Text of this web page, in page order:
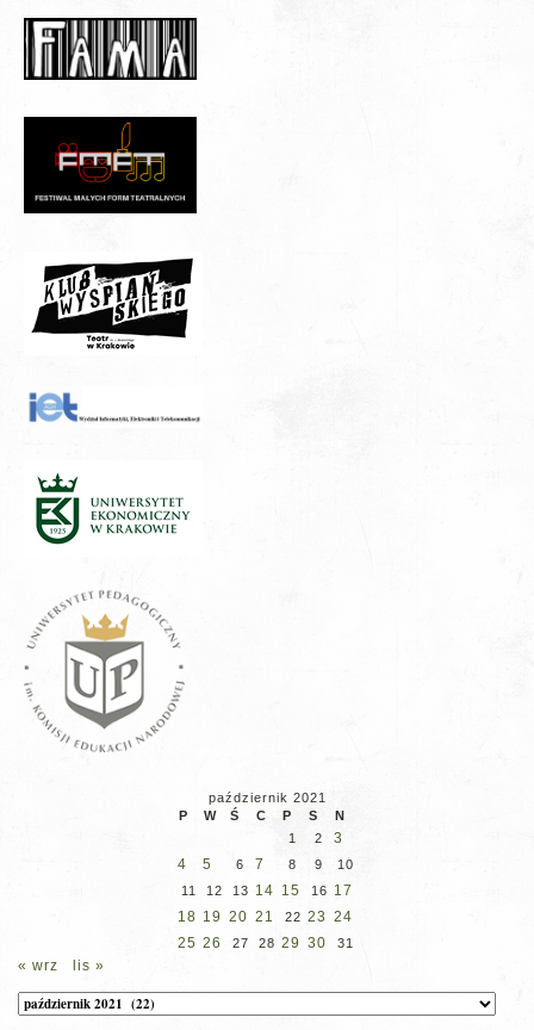
październik 2021
P
W Ś C P S
N
1
2
3
4
5 6 7 8 9
10
11
12 13 14 15 16 17
18 19 20 21 22 23 24
25 26 27 28 29 30 31
« wrz lis »
Archiwum